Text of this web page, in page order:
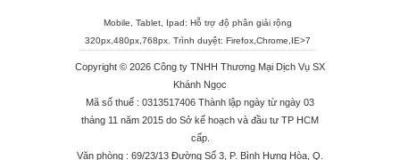
Mobile, Tablet, Ipad: Hỗ trợ độ phân giải rộng
320px,480px,768px. Trình duyệt: Firefox,Chrome,IE>7
Copyright © 2026 Công ty TNHH Thương Mại Dịch Vụ SX
Khánh Ngọc
Mã số thuế : 0313517406 Thành lập ngày từ ngày 03
tháng 11 năm 2015 do Sở kế hoạch và đầu tư TP HCM
cấp.
Văn phòng : 69/23/13 Đường Số 3, P. Bình Hưng Hòa, Q.